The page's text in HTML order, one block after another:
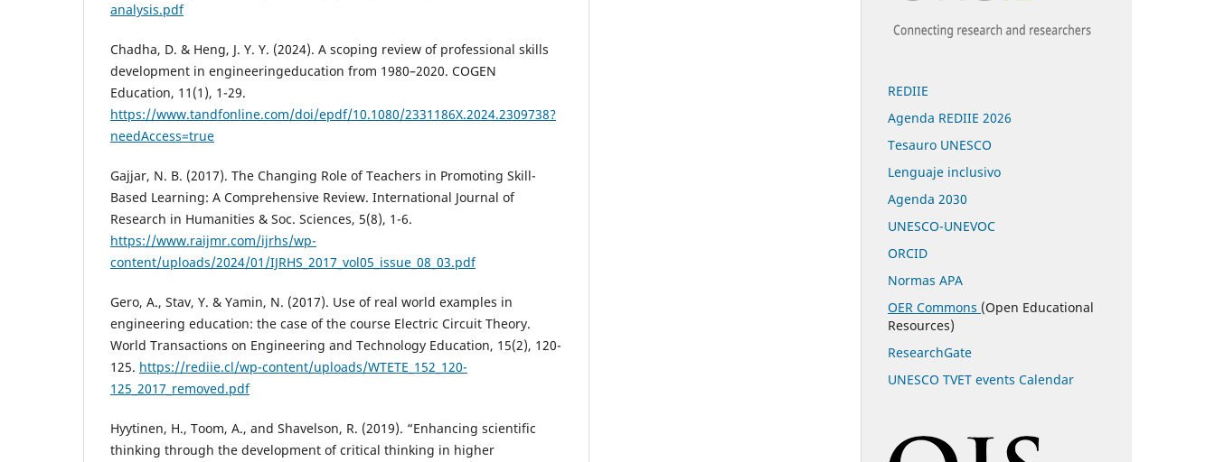
analysis.pdf
Chadha, D. & Heng, J. Y. Y. (2024). A scoping review of professional skills
development in engineeringeducation from 1980–2020. COGEN
Education, 11(1), 1-29.
https://www.tandfonline.com/doi/epdf/10.1080/2331186X.2024.2309738?
needAccess=true
Gajjar, N. B. (2017). The Changing Role of Teachers in Promoting Skill-
Based Learning: A Comprehensive Review. International Journal of
Research in Humanities & Soc. Sciences, 5(8), 1-6.
https://www.raijmr.com/ijrhs/wp-
content/uploads/2024/01/IJRHS_2017_vol05_issue_08_03.pdf
Gero, A., Stav, Y. & Yamin, N. (2017). Use of real world examples in
engineering education: the case of the course Electric Circuit Theory.
World Transactions on Engineering and Technology Education, 15(2), 120-
125. https://rediie.cl/wp-content/uploads/WTETE_152_120-
125_2017_removed.pdf
Hyytinen, H., Toom, A., and Shavelson, R. (2019). “Enhancing scientific
thinking through the development of critical thinking in higher
REDIIE
Agenda REDIIE 2026
Tesauro UNESCO
Lenguaje inclusivo
Agenda 2030
UNESCO-UNEVOC
ORCID
Normas APA
OER Commons (Open Educational
Resources)
ResearchGate
UNESCO TVET events Calendar